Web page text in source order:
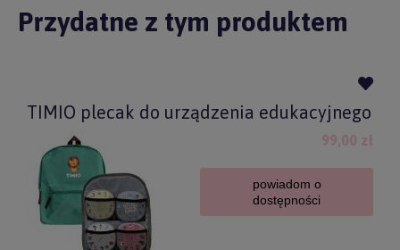
Przydatne z tym produktem
TIMIO plecak do urządzenia edukacyjnego
99,00 zł
powiadom o
dostępności